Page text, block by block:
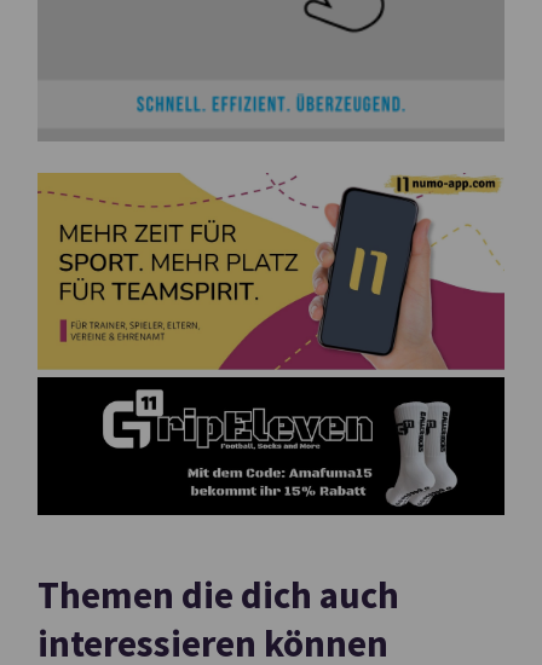
Themen die dich auch
interessieren können